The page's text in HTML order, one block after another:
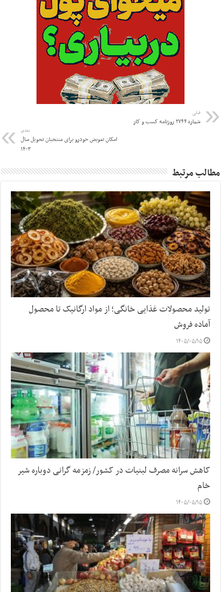
قبلی
شماره ۲۷۴۴ روزنامه کسب و کار
بعدی
امکان تعویض خودرو برای منتخبان تحویل سال
۱۴۰۳
مطالب مرتبط
تولید محصولات غذایی خانگی؛ از مواد ارگانیک تا محصول
آماده فروش
۱۴۰۵/۰۵/۱۵
کاهش سرانه مصرف لبنیات در کشور/ زمزمه گرانی دوباره شیر
خام
۱۴۰۵/۰۵/۱۵